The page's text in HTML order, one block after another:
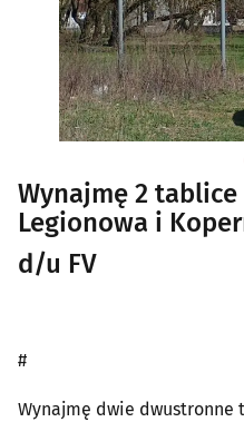
Wynajmę 2
Legionowa i
d/u FV
#
Wynajmę dwie dwustronne